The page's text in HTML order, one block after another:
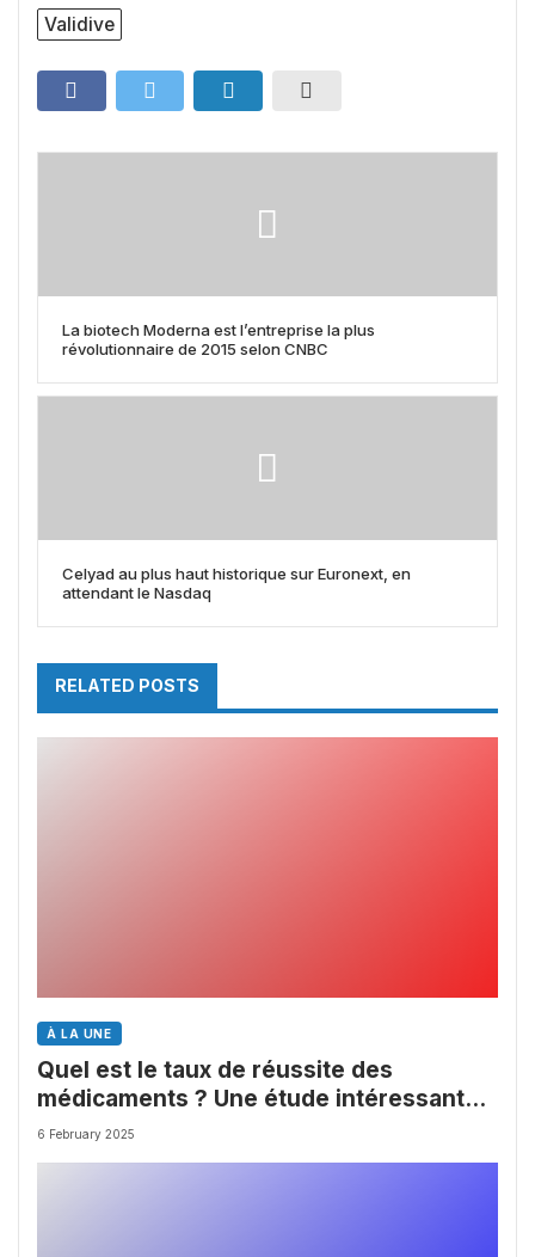
Validive
La biotech Moderna est l’entreprise la plus
révolutionnaire de 2015 selon CNBC
Celyad au plus haut historique sur Euronext, en
attendant le Nasdaq
RELATED POSTS
À LA UNE
Quel est le taux de réussite des
médicaments ? Une étude intéressante
chez les Big Pharmas
6 February 2025